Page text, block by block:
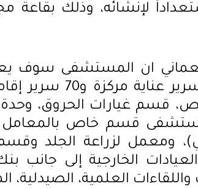
لإنشائه، وذلك بقاعة
منهم 30 سرير
قسم خاص بالمعامل (
ومعمل لزراعة الجلد
الخارجية إلى جانب
واللقاءات العلمية،